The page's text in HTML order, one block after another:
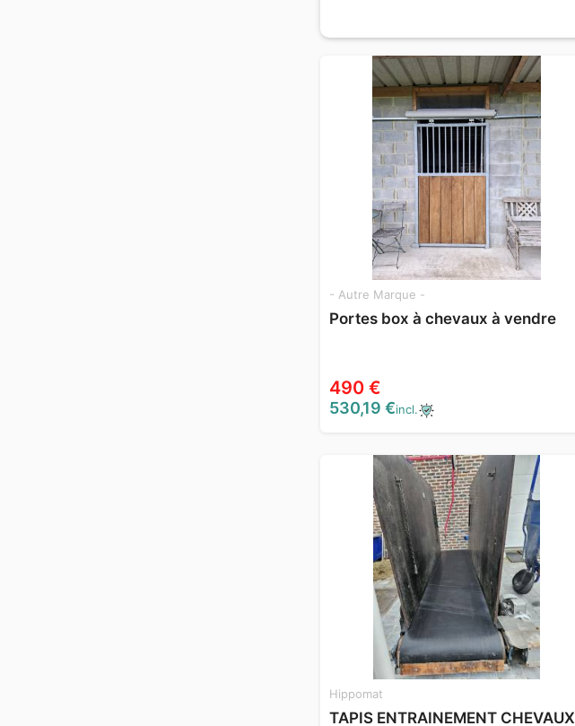
- Autre Marque -
Portes box à chevaux à vendre
490 €
530,19 €incl.
Hippomat
TAPIS ENTRAINEMENT CHEVAUX